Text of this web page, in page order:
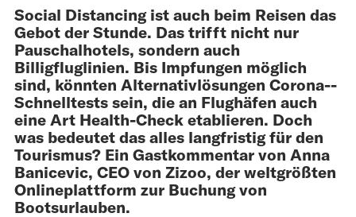
Social Distancing ist auch beim Reisen das
Gebot der Stunde. Das trifft nicht nur
Pauschalhotels, sondern auch
Billigfluglinien. Bis Impfungen möglich
sind, könnten Alternativlösungen Corona-­
Schnelltests sein, die an Flughäfen auch
eine Art Health-Check etablieren. Doch
was bedeutet das alles langfristig für den
Tourismus? Ein Gastkommentar von Anna
Banicevic, CEO von Zizoo, der weltgrößten
Onlineplattform zur Buchung von
Bootsurlauben.